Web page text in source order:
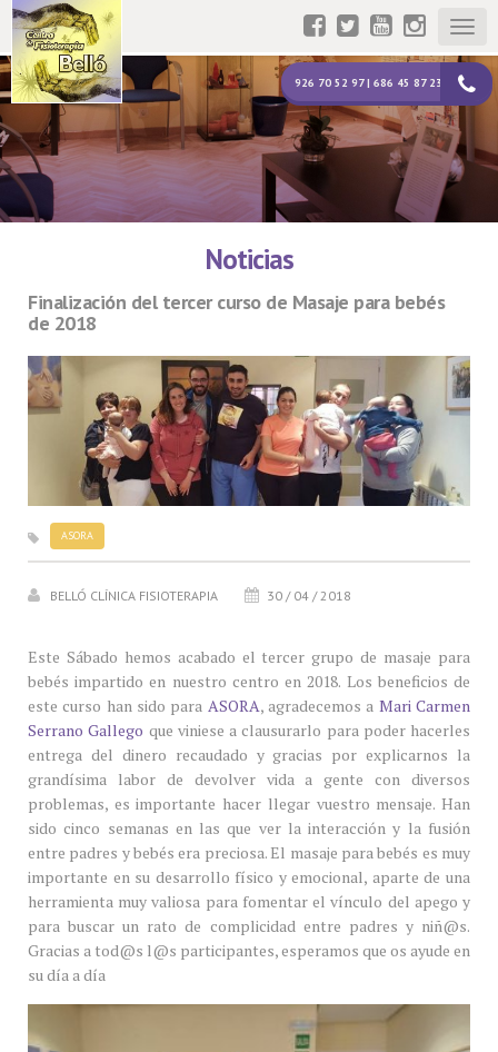
926 70 52 97 | 686 45 87 23
Noticias
Finalización del tercer curso de Masaje para bebés
de 2018
ASORA
BELLÓ CLÍNICA FISIOTERAPIA 30 / 04 / 2018
Este Sábado hemos acabado el tercer grupo de masaje para
bebés impartido en nuestro centro en 2018. Los beneficios de
este curso han sido para ASORA, agradecemos a Mari Carmen
Serrano Gallego que viniese a clausurarlo para poder hacerles
entrega del dinero recaudado y gracias por explicarnos la
grandísima labor de devolver vida a gente con diversos
problemas, es importante hacer llegar vuestro mensaje. Han
sido cinco semanas en las que ver la interacción y la fusión
entre padres y bebés era preciosa. El masaje para bebés es muy
importante en su desarrollo físico y emocional, aparte de una
herramienta muy valiosa para fomentar el vínculo del apego y
para buscar un rato de complicidad entre padres y niñ@s.
Gracias a tod@s l@s participantes, esperamos que os ayude en
su día a día